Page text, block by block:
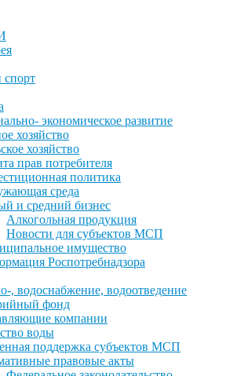
спорт
экономическое развитие
хозяйство
хозяйство
прав потребителя
политика
среда
и средний бизнес
Алкогольная продукция
Новости для субъектов МСП
имущество
Роспотребнадзора
, водоснабжение, водоотведение
фонд
компании
воды
поддержка субъектов МСП
правовые акты